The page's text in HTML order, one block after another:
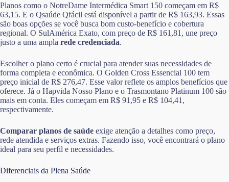
Planos como o NotreDame Intermédica Smart 150 começam em R$
63,15. E o Qsaúde Qfácil está disponível a partir de R$ 163,93. Essas
são boas opções se você busca bom custo-benefício e cobertura
regional. O SulAmérica Exato, com preço de R$ 161,81, une preço
justo a uma ampla rede credenciada.
Escolher o plano certo é crucial para atender suas necessidades de
forma completa e econômica. O Golden Cross Essencial 100 tem
preço inicial de R$ 276,47. Esse valor reflete os amplos benefícios que
oferece. Já o Hapvida Nosso Plano e o Trasmontano Platinum 100 são
mais em conta. Eles começam em R$ 91,95 e R$ 104,41,
respectivamente.
Comparar planos de saúde exige atenção a detalhes como preço,
rede atendida e serviços extras. Fazendo isso, você encontrará o plano
ideal para seu perfil e necessidades.
Diferenciais da Plena Saúde